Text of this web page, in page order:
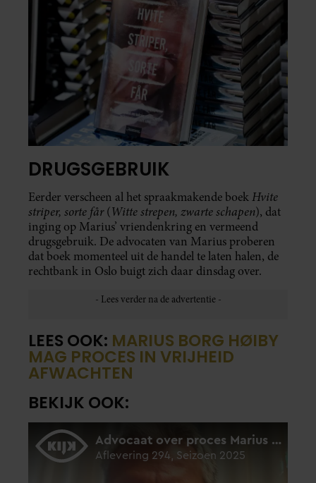
DRUGSGEBRUIK
Eerder verscheen al het spraakmakende boek Hvite
striper, sorte får(Witte strepen, zwarte schapen), dat
inging op Marius’ vriendenkring en vermeend
drugsgebruik. De advocaten van Marius proberen
dat boek momenteel uit de handel te laten halen, de
rechtbank in Oslo buigt zich daar dinsdag over.
LEES OOK: MARIUS BORG HØIBY
MAG PROCES IN VRIJHEID
AFWACHTEN
BEKIJK OOK: